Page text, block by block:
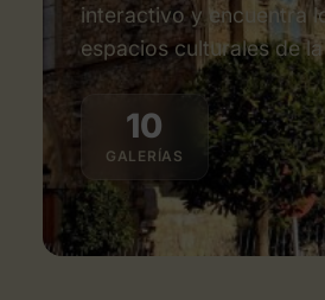
interactivo y encuentra
espacios culturales de
10
GALERÍAS
Espacios de Arte en Reus